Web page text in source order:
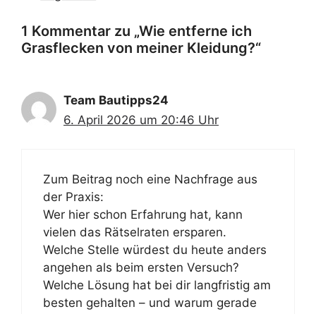
1 Kommentar zu „Wie entferne ich
Grasflecken von meiner Kleidung?“
Team Bautipps24
6. April 2026 um 20:46 Uhr
Zum Beitrag noch eine Nachfrage aus
der Praxis:
Wer hier schon Erfahrung hat, kann
vielen das Rätselraten ersparen.
Welche Stelle würdest du heute anders
angehen als beim ersten Versuch?
Welche Lösung hat bei dir langfristig am
besten gehalten – und warum gerade